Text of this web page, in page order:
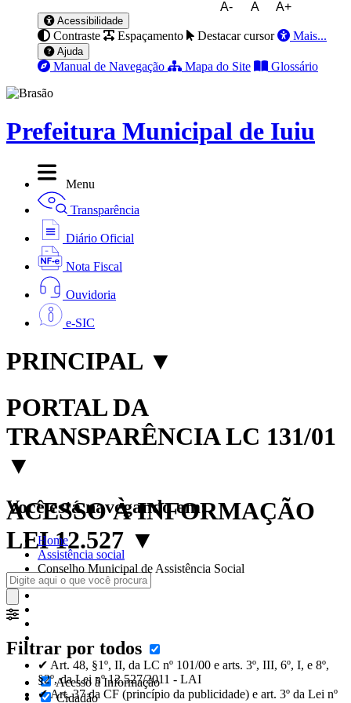
A- A A+
Acessibilidade
Contraste Espaçamento Destacar cursor Mais...
Ajuda
Manual de Navegação Mapa do Site Glossário
Prefeitura Municipal de Iuiu
Menu
Transparência
Diário Oficial
Nota Fiscal
Ouvidoria
e-SIC
PRINCIPAL ▼
PORTAL DA
TRANSPARÊNCIA LC 131/01
▼
ACESSO À INFORMAÇÃO
LEI 12.527 ▼
Filtrar por todos
Acesso à Informação
Cidadão
Você está navegando em:
Home
Assistência social
Conselho Municipal de Assistência Social
✔ Art. 48, §1º, II, da LC nº 101/00 e arts. 3º, III, 6º, I, e 8º,
§2º, da Lei nº 12.527/2011 - LAI
✔ Art. 37 da CF (princípio da publicidade) e art. 3º da Lei nº